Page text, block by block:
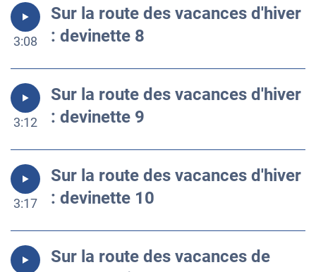
3:08
Sur la route des vacances d'hiver
: devinette 8
3:12
Sur la route des vacances d'hiver
: devinette 9
3:17
Sur la route des vacances d'hiver
: devinette 10
Sur la route des vacances de